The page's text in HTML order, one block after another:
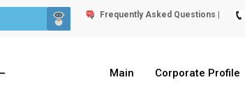
Frequently Asked Questions |
Main Corporate Profile